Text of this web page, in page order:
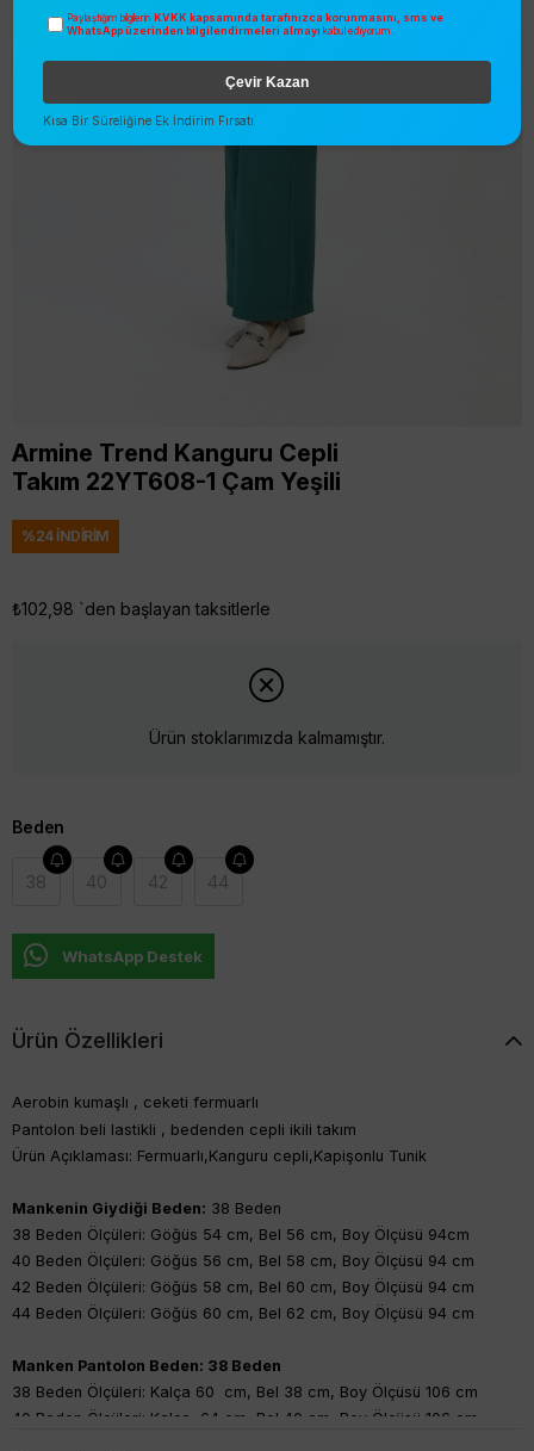
Armine Trend Kanguru Cepli
Takım 22YT608-1 Çam Yeşili
%24İNDIRIM
₺102,98 `den başlayan taksitlerle
Ürün stoklarımızda kalmamıştır.
Beden
38 40 42 44
WhatsApp Destek
Ürün Özellikleri
Aerobin kumaşlı , ceketi fermuarlı
Pantolon beli lastikli , bedenden cepli ikili takım
Ürün Açıklaması: Fermuarlı,Kanguru cepli,Kapişonlu Tunik
Mankenin Giydiği Beden: 38 Beden
38 Beden Ölçüleri: Göğüs 54 cm, Bel 56 cm, Boy Ölçüsü 94cm
40 Beden Ölçüleri: Göğüs 56 cm, Bel 58 cm, Boy Ölçüsü 94 cm
42 Beden Ölçüleri: Göğüs 58 cm, Bel 60 cm, Boy Ölçüsü 94 cm
44 Beden Ölçüleri: Göğüs 60 cm, Bel 62 cm, Boy Ölçüsü 94 cm
Manken Pantolon Beden: 38 Beden
38 Beden Ölçüleri: Kalça 60 cm, Bel 38 cm, Boy Ölçüsü 106 cm
40 Beden Ölçüleri: Kalça 64 cm, Bel 40 cm, Boy Ölçüsü 106 cm
Paylaştığım bilgilerin KVKK kapsamında tarafınızca korunmasını, sms ve
WhatsApp üzerinden bilgilendirmeleri almayı kabul ediyorum.
Çevir Kazan
Kısa Bir Süreliğine Ek İndirim Fırsatı